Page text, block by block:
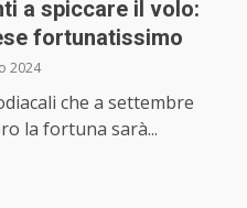
a spiccare il volo:
fortunatissimo
2024
che a settembre
la fortuna sarà...